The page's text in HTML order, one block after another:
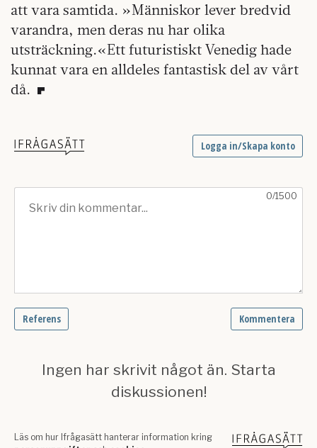
att vara samtida. »Människor lever bredvid
varandra, men deras nu har olika
utsträckning.«Ett futuristiskt Venedig hade
kunnat vara en alldeles fantastisk del av vårt
då.